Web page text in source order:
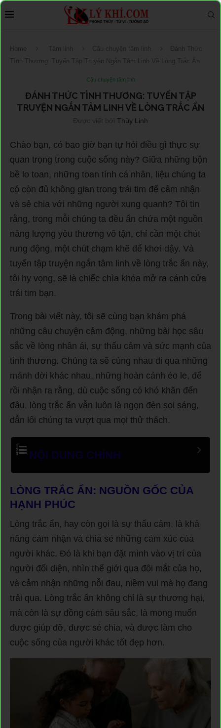
Home Tâm linh Câu chuyện tâm linh
Đánh Thức
Tình Thương: Tuyển Tập Truyện Ngắn Tâm Linh Về Lòng Trắc Ẩn
Câu chuyện tâm linh
ĐÁNH THỨC TÌNH THƯƠNG: TUYỂN TẬP
TRUYỆN NGẮN TÂM LINH VỀ LÒNG TRẮC ẨN
Được viết bởi Thùy Linh
Chào bạn, có bao giờ bạn tự hỏi điều gì thực sự
quan trọng trong cuộc sống này? Giữa những bộn
bề lo toan, những toan tính cá nhân, liệu chúng ta
có còn đủ không gian trong trái tim để cảm nhận
và sẻ chia với những người xung quanh? Tôi tin
rằng, trong mỗi chúng ta đều ẩn chứa một nguồn
năng lượng yêu thương vô tận, chỉ cần một chút
rung động, một chút chạm khẽ để khơi dậy. Và
tuyển tập truyện ngắn tâm linh về lòng trắc ẩn này,
tôi hy vọng, sẽ là chiếc chìa khóa mở ra cánh cửa
trái tim bạn.
Trong bài viết này, tôi sẽ cùng bạn khám phá
những câu chuyện cảm động, những bài học sâu
sắc về lòng nhân ái, sự thấu cảm và sức mạnh của
tình thương. Chúng ta sẽ cùng nhau đi qua những
mảnh đời khác nhau, những hoàn cảnh éo le, để
rồi nhận ra rằng, dù cuộc sống có khó khăn đến
đâu, lòng trắc ẩn vẫn luôn là ngọn đèn soi sáng,
dẫn lối chúng ta vượt qua mọi thử thách.
NỘI DUNG CHÍNH
LÒNG TRẮC ẨN: NGUỒN GỐC CỦA
HẠNH PHÚC
Lòng trắc ẩn, hay còn gọi là sự thấu cảm, là khả
năng cảm nhận và chia sẻ những cảm xúc của
người khác. Đó là khi bạn đặt mình vào vị trí của
người đối diện, nhìn thế giới qua đôi mắt của họ,
và cảm nhận những nỗi đau, niềm vui mà họ đang
trải qua. Lòng trắc ẩn không chỉ là sự thương hại,
mà còn là sự đồng cảm sâu sắc, là mong muốn
được giúp đỡ, được sẻ chia, và được làm cho
cuộc sống của người khác tốt đẹp hơn.